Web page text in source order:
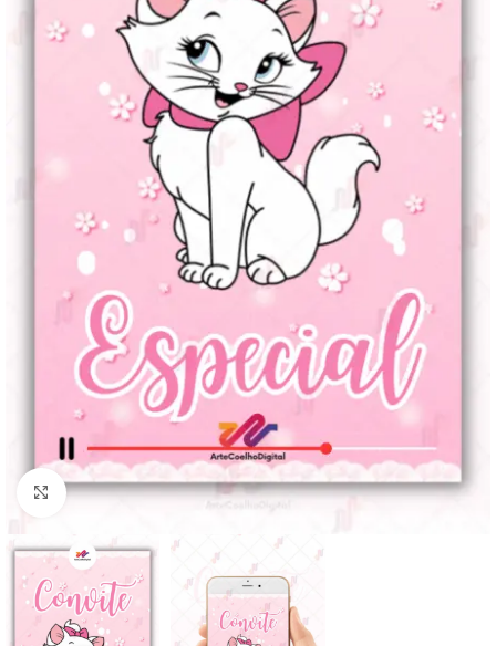
Clique para ampliar